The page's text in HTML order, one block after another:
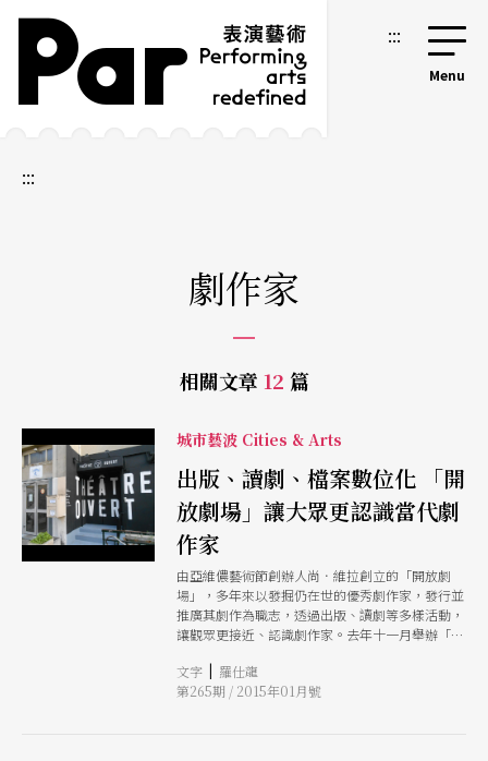
跳到主要內容區塊
網站導覽 :::
:::
劇作家
相關文章 12 篇
城市藝波 Cities & Arts
出版、讀劇、檔案數位化 「開
放劇場」讓大眾更認識當代劇
作家
由亞維儂藝術節創辦人尚．維拉創立的「開放劇
場」，多年來以發掘仍在世的優秀劇作家，發行並
推廣其劇作為職志，透過出版、讀劇等多樣活動，
讓觀眾更接近、認識劇作家。去年十一月舉辦「當
式；也將多年來累積的各種文字與圖片檔案，包括
出版的劇本、期刊、劇作家手稿、演出劇照等數位
文字 | 羅仕龍
第265期 / 2015年01月號